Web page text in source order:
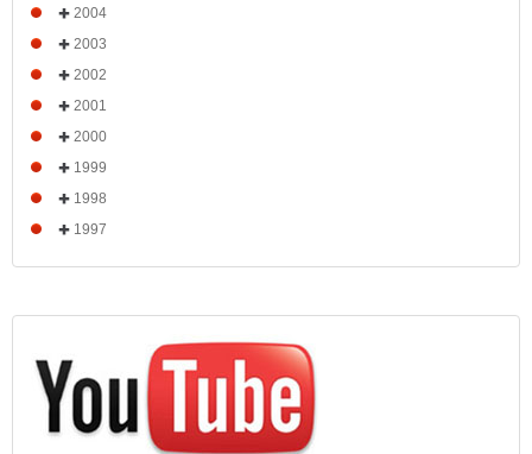
2004
2003
2002
2001
2000
1999
1998
1997